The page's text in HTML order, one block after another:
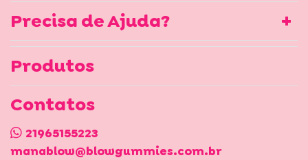
Contatos
21965155223
manablow@blowgummies.com.br
Precisa de Ajuda?
Produtos